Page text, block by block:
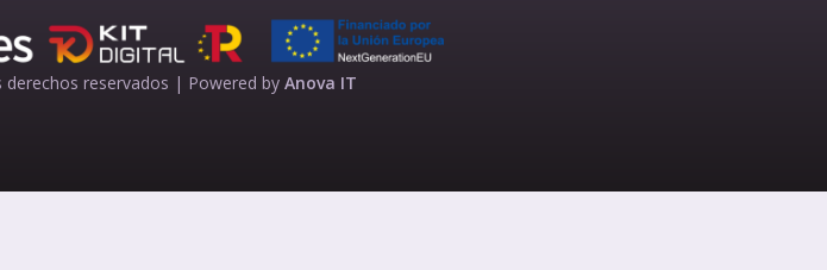
reservados | Powered by Anova IT